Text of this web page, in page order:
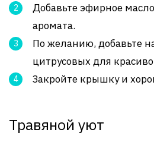
Добавьте эфирное
аромата.
По желанию, добавьте
цитрусовых для
Закройте крышку и
Травяной уют